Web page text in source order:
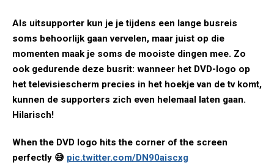
Als uitsupporter kun je je tijdens een lange busreis
soms behoorlijk gaan vervelen, maar juist op die
momenten maak je soms de mooiste dingen mee. Zo
ook gedurende deze busrit: wanneer het DVD-logo op
het televisiescherm precies in het hoekje van de tv komt,
kunnen de supporters zich even helemaal laten gaan.
Hilarisch!
When the DVD logo hits the corner of the screen
perfectly 😅 pic.twitter.com/DN90aiscxg